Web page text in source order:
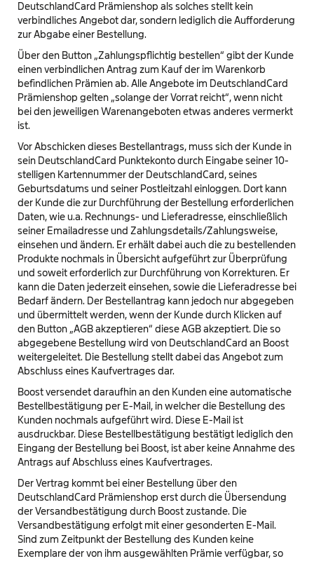
DeutschlandCard Prämienshop als solches stellt kein
verbindliches Angebot dar, sondern lediglich die Aufforderung
zur Abgabe einer Bestellung.
Über den Button „Zahlungspflichtig bestellen“ gibt der Kunde
einen verbindlichen Antrag zum Kauf der im Warenkorb
befindlichen Prämien ab. Alle Angebote im DeutschlandCard
Prämienshop gelten „solange der Vorrat reicht“, wenn nicht
bei den jeweiligen Warenangeboten etwas anderes vermerkt
ist.
Vor Abschicken dieses Bestellantrags, muss sich der Kunde in
sein DeutschlandCard Punktekonto durch Eingabe seiner 10-
stelligen Kartennummer der DeutschlandCard, seines
Geburtsdatums und seiner Postleitzahl einloggen. Dort kann
der Kunde die zur Durchführung der Bestellung erforderlichen
Daten, wie u.a. Rechnungs- und Lieferadresse, einschließlich
seiner Emailadresse und Zahlungsdetails/Zahlungsweise,
einsehen und ändern. Er erhält dabei auch die zu bestellenden
Produkte nochmals in Übersicht aufgeführt zur Überprüfung
und soweit erforderlich zur Durchführung von Korrekturen. Er
kann die Daten jederzeit einsehen, sowie die Lieferadresse bei
Bedarf ändern. Der Bestellantrag kann jedoch nur abgegeben
und übermittelt werden, wenn der Kunde durch Klicken auf
den Button „AGB akzeptieren“ diese AGB akzeptiert. Die so
abgegebene Bestellung wird von DeutschlandCard an Boost
weitergeleitet. Die Bestellung stellt dabei das Angebot zum
Abschluss eines Kaufvertrages dar.
Boost versendet daraufhin an den Kunden eine automatische
Bestellbestätigung per E-Mail, in welcher die Bestellung des
Kunden nochmals aufgeführt wird. Diese E-Mail ist
ausdruckbar. Diese Bestellbestätigung bestätigt lediglich den
Eingang der Bestellung bei Boost, ist aber keine Annahme des
Antrags auf Abschluss eines Kaufvertrages.
Der Vertrag kommt bei einer Bestellung über den
DeutschlandCard Prämienshop erst durch die Übersendung
der Versandbestätigung durch Boost zustande. Die
Versandbestätigung erfolgt mit einer gesonderten E-Mail.
Sind zum Zeitpunkt der Bestellung des Kunden keine
Exemplare der von ihm ausgewählten Prämie verfügbar, so